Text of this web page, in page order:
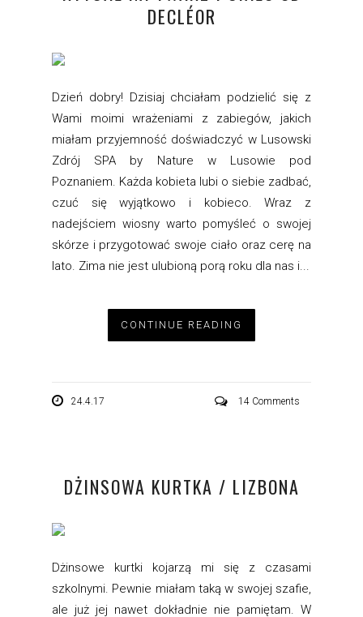
DECLÉOR
Dzień dobry! Dzisiaj chciałam podzielić się z
Wami moimi wrażeniami z zabiegów, jakich
miałam przyjemność doświadczyć w Lusowski
Zdrój SPA by Nature w Lusowie pod
Poznaniem. Każda kobieta lubi o siebie zadbać,
czuć się wyjątkowo i kobieco. Wraz z
nadejściem wiosny warto pomyśleć o swojej
skórze i przygotować swoje ciało oraz cerę na
lato. Zima nie jest ulubioną porą roku dla nas i...
CONTINUE READING
24.4.17 14 Comments
DŻINSOWA KURTKA / LIZBONA
Dżinsowe kurtki kojarzą mi się z czasami
szkolnymi. Pewnie miałam taką w swojej szafie,
ale już jej nawet dokładnie nie pamiętam. W